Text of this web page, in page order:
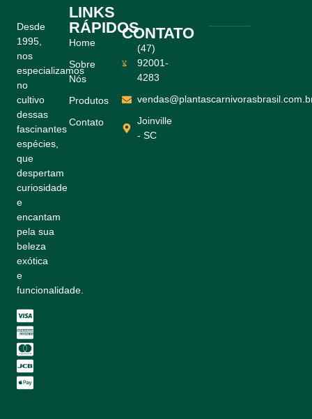
Desde
1995,
nos
especializamos
no
cultivo
dessas
fascinantes
espécies,
que
despertam
curiosidade
e
encantam
pela sua
beleza
exótica
e
funcionalidade.
LINKS
RÁPIDOS
Home
Sobre
Nós
Produtos
Contato
CONTATO
(47)
92001-
4283
Joinville
- SC